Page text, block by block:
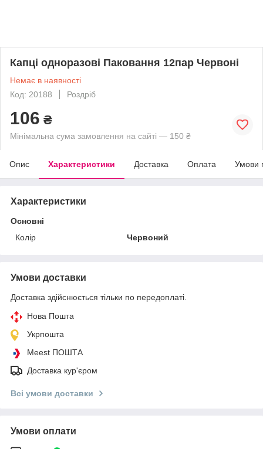
Капці одноразові Паковання 12пар Червоні
Немає в наявності
Код: 20188
Роздріб
106 ₴
Мінімальна сума замовлення на сайті — 150 ₴
Опис Характеристики Доставка Оплата Умови
Характеристики
Основні
Колір
Червоний
Умови доставки
Доставка здійснюється тільки по передоплаті.
Нова Пошта
Укрпошта
Meest ПОШТА
Доставка кур'єром
Всі умови доставки
Умови оплати